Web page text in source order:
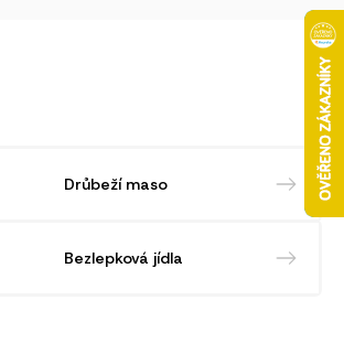
Drůbeží maso
Bezlepková jídla